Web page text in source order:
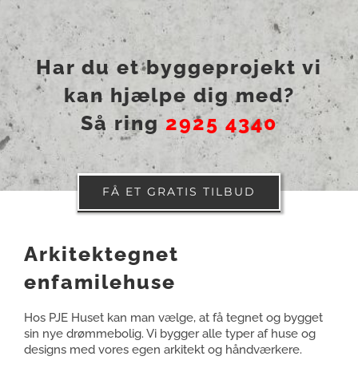
Har du et byggeprojekt vi
kan hjælpe dig med?
Så ring2925 4340
FÅ ET GRATIS TILBUD
Arkitektegnet
enfamilehuse
Hos PJE Huset kan man vælge, at få tegnet og bygget
sin nye drømmebolig. Vi bygger alle typer af huse og
designs med vores egen arkitekt og håndværkere.